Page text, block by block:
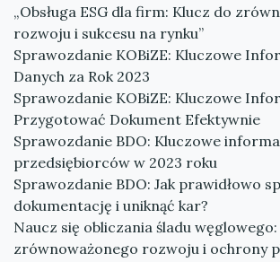
„Obsługa ESG dla firm: Klucz do
rozwoju i sukcesu na rynku”
Sprawozdanie KOBiZE: Kluczowe
Danych za Rok 2023
Sprawozdanie KOBiZE: Kluczowe
Przygotować Dokument Efektywnie
Sprawozdanie BDO: Kluczowe
przedsiębiorców w 2023 roku
Sprawozdanie BDO: Jak prawidłowo
dokumentację i uniknąć kar?
Naucz się obliczania śladu
zrównoważonego rozwoju i ochrony